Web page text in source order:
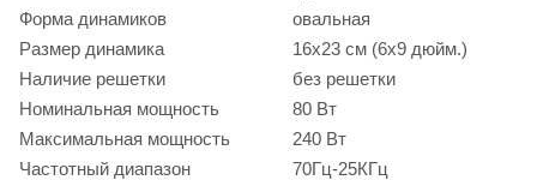
Форма динамиков
овальная
Размер динамика
16x23 см (6x9 дюйм.)
Наличие решетки
без решетки
Номинальная мощность
80 Вт
Максимальная мощность
240 Вт
Частотный диапазон
70Гц-25КГц